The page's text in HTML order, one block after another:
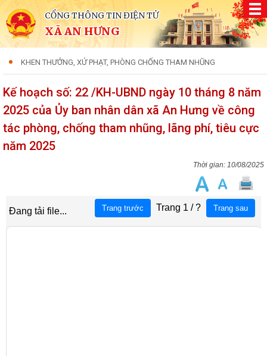
CỔNG THÔNG TIN ĐIỆN TỬ
XÃ AN HƯNG
KHEN THƯỞNG, XỬ PHẠT, PHÒNG CHỐNG THAM NHŨNG
Kế hoạch số: 22 /KH-UBND ngày 10 tháng 8 năm
2025 của Ủy ban nhân dân xã An Hưng về công
tác phòng, chống tham nhũng, lãng phí, tiêu cực
năm 2025
10/08/2025